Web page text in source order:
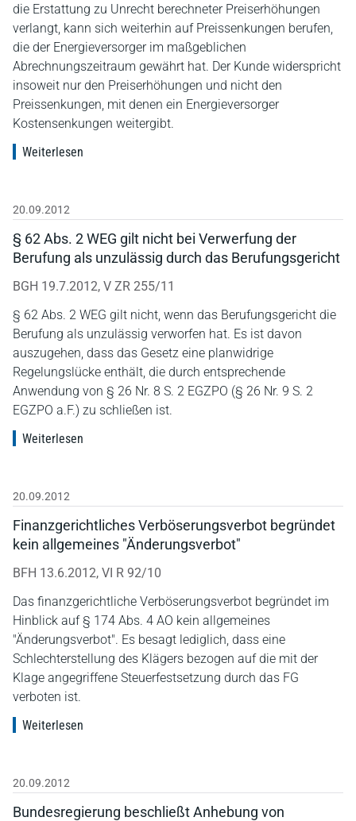
die Erstattung zu Unrecht berechneter Preiserhöhungen
verlangt, kann sich weiterhin auf Preissenkungen berufen,
die der Energieversorger im maßgeblichen
Abrechnungszeitraum gewährt hat. Der Kunde widerspricht
insoweit nur den Preiserhöhungen und nicht den
Preissenkungen, mit denen ein Energieversorger
Kostensenkungen weitergibt.
Weiterlesen
20.09.2012
§ 62 Abs. 2 WEG gilt nicht bei Verwerfung der
Berufung als unzulässig durch das Berufungsgericht
BGH 19.7.2012, V ZR 255/11
§ 62 Abs. 2 WEG gilt nicht, wenn das Berufungsgericht die
Berufung als unzulässig verworfen hat. Es ist davon
auszugehen, dass das Gesetz eine planwidrige
Regelungslücke enthält, die durch entsprechende
Anwendung von § 26 Nr. 8 S. 2 EGZPO (§ 26 Nr. 9 S. 2
EGZPO a.F.) zu schließen ist.
Weiterlesen
20.09.2012
Finanzgerichtliches Verböserungsverbot begründet
kein allgemeines "Änderungsverbot"
BFH 13.6.2012, VI R 92/10
Das finanzgerichtliche Verböserungsverbot begründet im
Hinblick auf § 174 Abs. 4 AO kein allgemeines
"Änderungsverbot". Es besagt lediglich, dass eine
Schlechterstellung des Klägers bezogen auf die mit der
Klage angegriffene Steuerfestsetzung durch das FG
verboten ist.
Weiterlesen
20.09.2012
Bundesregierung beschließt Anhebung von